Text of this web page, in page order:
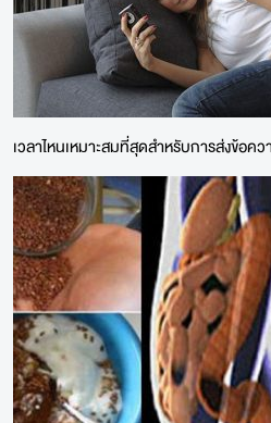
เวลาไหนเหมาะสมที่สุดสำหรับการส่งข้อค